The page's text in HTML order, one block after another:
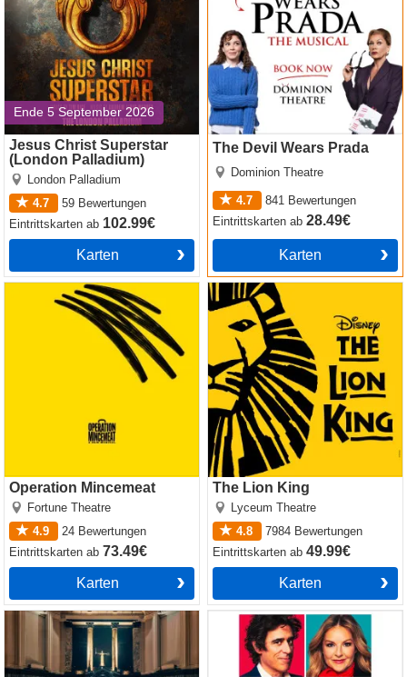
Ende 5 September 2026
Jesus Christ Superstar
(London Palladium)
London Palladium
4.7
59 Bewertungen
Eintrittskartenab 102.99€
Karten
The Devil Wears Prada
Dominion Theatre
4.7 841 Bewertungen
Eintrittskartenab28.49€
Karten
Operation Mincemeat
Fortune Theatre
4.9
24 Bewertungen
Eintrittskartenab 73.49€
Karten
Operation Mincemeat
The Lion King
Lyceum Theatre
4.8
7984 Bewertungen
Eintrittskartenab49.99€
Karten
The Lion King
Witness for the Prosecution
by Agatha Christie
The Truth